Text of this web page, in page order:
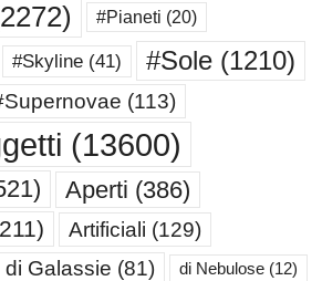
#Pianeti (20)
#Skyline (41) #Sole (1210)
(113)
(13600)
Aperti (386)
Artificiali (129)
di Galassie (81) di Nebulose (12)